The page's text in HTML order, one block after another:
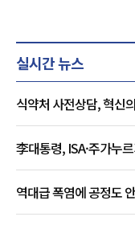
실시간 뉴스
식약처 사전상담, 혁신
李대통령, ISA·주가누
역대급 폭염에 공정도